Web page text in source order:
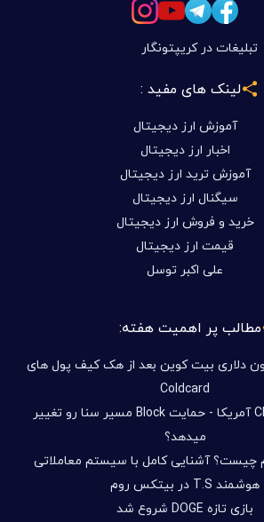
تبلیغات در کریپتونگار
لینک های مفید :
آموزش ارز دیجیتال
اخبار ارز دیجیتال
آموزش ترید ارز دیجیتال
سیگنال ارز دیجیتال
خرید و فروش ارز دیجیتال
قیمت ارز دیجیتال
علی اکبر توسل
مطالب پر اهمیت هفته:
میلیون دلاری بیت کوین بعد از هک کیف پول های
Coldcard
قانون CLARITY آمریکا - حمایت Block مسیر سنا رو تغییر
میدهد؟
آشنایی کامل با سیستم معاملاتی
هوشمند T.S در بیتکس روم
بازی تازه DOGE شروع شد